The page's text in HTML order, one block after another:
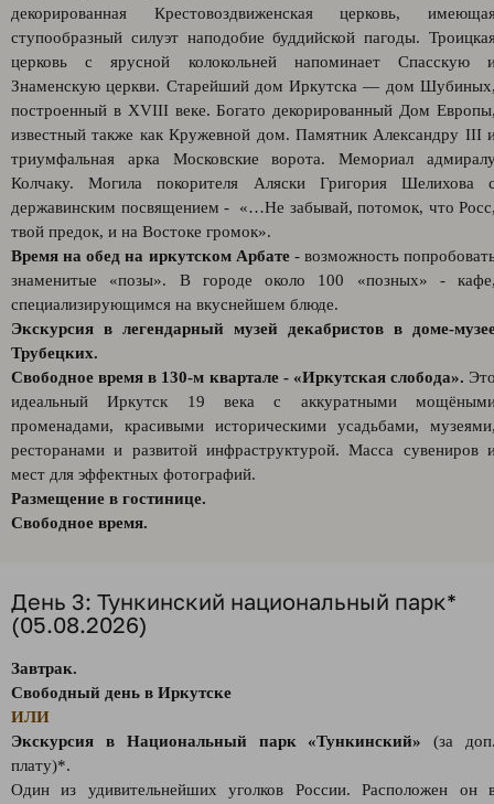
декорированная Крестовоздвиженская церковь,
ступообразный силуэт наподобие буддийской пагоды.
церковь с ярусной колокольней напоминает Спасскую
Знаменскую церкви. Старейший дом Иркутска — дом
построенный в XVIII веке. Богато декорированный Дом
известный также как Кружевной дом. Памятник Александру III
триумфальная арка Московские ворота. Мемориал
Колчаку. Могила покорителя Аляски Григория Шелихова
державинским посвящением - «…Не забывай, потомок, что
твой предок, и на Востоке громок».
Время на обед на иркутском Арбате- возможность
знаменитые «позы». В городе около 100 «позных» -
специализирующимся на вкуснейшем блюде.
Экскурсия в легендарный музей декабристов в доме-
Трубецких.
Свободное время в 130-м квартале - «Иркутская слобода».
идеальный Иркутск 19 века с аккуратными
променадами, красивыми историческими усадьбами,
ресторанами и развитой инфраструктурой. Масса сувениров
мест для эффектных фотографий.
Размещение в гостинице.
Свободное время.
День 3: Тункинский национальный парк*
(05.08.2026)
Завтрак.
Свободный день в Иркутске
ИЛИ
Экскурсия в Национальный парк «Тункинский» (за
плату)*.
Один из удивительнейших уголков России. Расположен он